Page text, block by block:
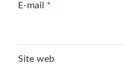
E-mail *
Site web